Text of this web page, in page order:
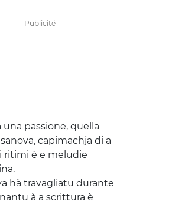
una passione, quella
capimachja di a
ritimi è e meludie
hà travagliatu durante
à a scrittura è